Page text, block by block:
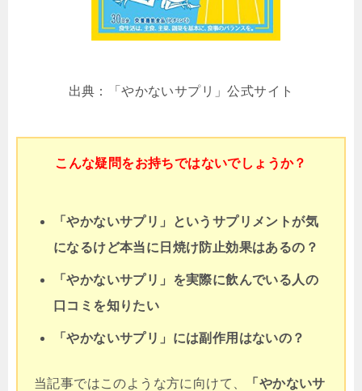
出典：「やかないサプリ」公式サイト
こんな疑問をお持ちではないでしょうか？
「やかないサプリ」というサプリメントが気
になるけど本当に日焼け防止効果はあるの？
「やかないサプリ」を実際に飲んでいる人の
口コミを知りたい
「やかないサプリ」には副作用はないの？
当記事ではこのような方に向けて、
「やかないサ